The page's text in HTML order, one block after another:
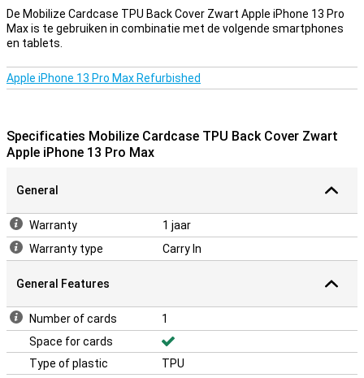
Daarmee wordt het ook belangrijker om je toestel te beschermen
met een hoesje. Je wilt immers niet dat er een barst in je telefoon
komt! Bescherm je Apple iPhone 13 Pro Max eenvoudig door voor
nog je pinpas, andere pasjes en briefgeld kwijt. Dankzij de speciale
vakjes heb je dus altijd naast je telefoon ook geld bij je, super
De Mobilize Cardcase TPU Back Cover Zwart Apple iPhone 13 Pro
Max is te gebruiken in combinatie met de volgende smartphones
en tablets.
Apple iPhone 13 Pro Max Refurbished
Specificaties Mobilize Cardcase TPU Back Cover Zwart
Apple iPhone 13 Pro Max
General
Warranty
1 jaar
Warranty type
Carry In
General Features
Number of cards
1
Space for cards
Type of plastic
TPU